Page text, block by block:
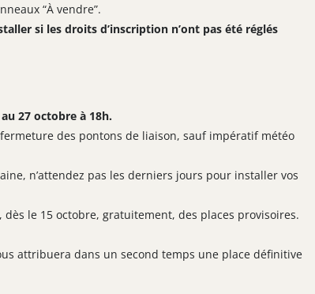
“À vendre”.
si les droits d’inscription n’ont pas été réglés
au 27 octobre à 18h.
des pontons de liaison, sauf impératif météo
n’attendez pas les derniers jours pour installer vos
dès le 15 octobre, gratuitement, des places provisoires.
attribuera dans un second temps une place définitive